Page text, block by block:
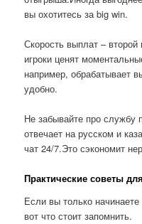
вы охотитесь за big win.
Скорость выплат –
игроки ценят
например, обрабатывает
удобно.
Не забывайте про службу
отвечает на русском и
чат 24/7.Это сэкономит
Практические советы
Если вы только
вот что стоит запомнить.